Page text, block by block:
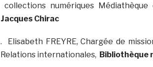
collections numériques Médiathèque
Jacques Chirac
. Elisabeth FREYRE, Chargée de
Relations internationales, Bibliothèque